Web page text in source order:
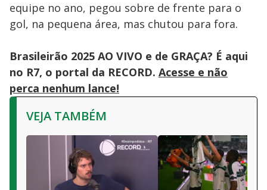
equipe no ano, pegou sobre de frente para o
gol, na pequena área, mas chutou para fora.
Brasileirão 2025 AO VIVO e de GRAÇA? É aqui
no R7, o portal da RECORD. Acesse e não
perca nenhum lance!
VEJA TAMBÉM